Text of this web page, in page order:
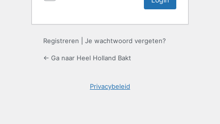
Registreren Je wachtwoord vergeten?
← Ga naar Heel Holland Bakt
Privacybeleid